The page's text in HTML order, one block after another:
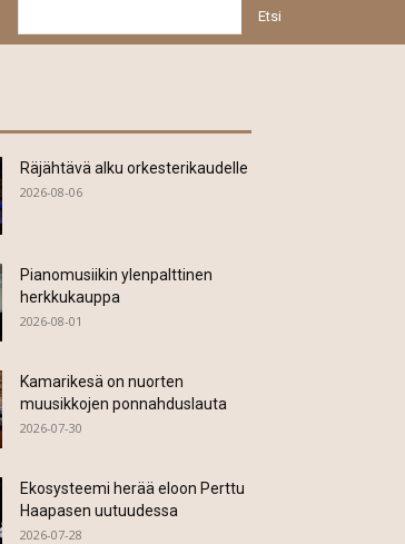
Etsi
Räjähtävä alku orkesterikaudelle
2026-08-06
Pianomusiikin ylenpalttinen
herkkukauppa
2026-08-01
Kamarikesä on nuorten
muusikkojen ponnahduslauta
2026-07-30
Ekosysteemi herää eloon Perttu
Haapasen uutuudessa
2026-07-28